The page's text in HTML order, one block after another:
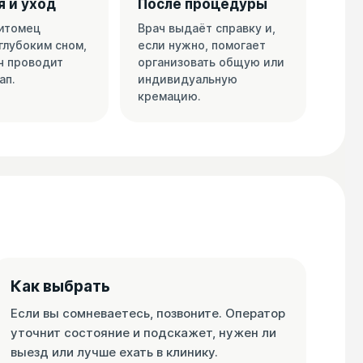
и уход
сном,
проводит
После процедуры
Врач выдаёт справку и,
если нужно, помогает
организовать общую или
индивидуальную
кремацию.
Как выбрать
Если вы сомневаетесь, позвоните. Оператор
уточнит состояние и подскажет, нужен ли
выезд или лучше ехать в клинику.